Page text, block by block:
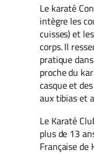
Le karaté
intègre les
cuisses) et
corps. Il
pratique
proche du
casque et
aux tibias et
Le Karaté
plus de 13
Française de